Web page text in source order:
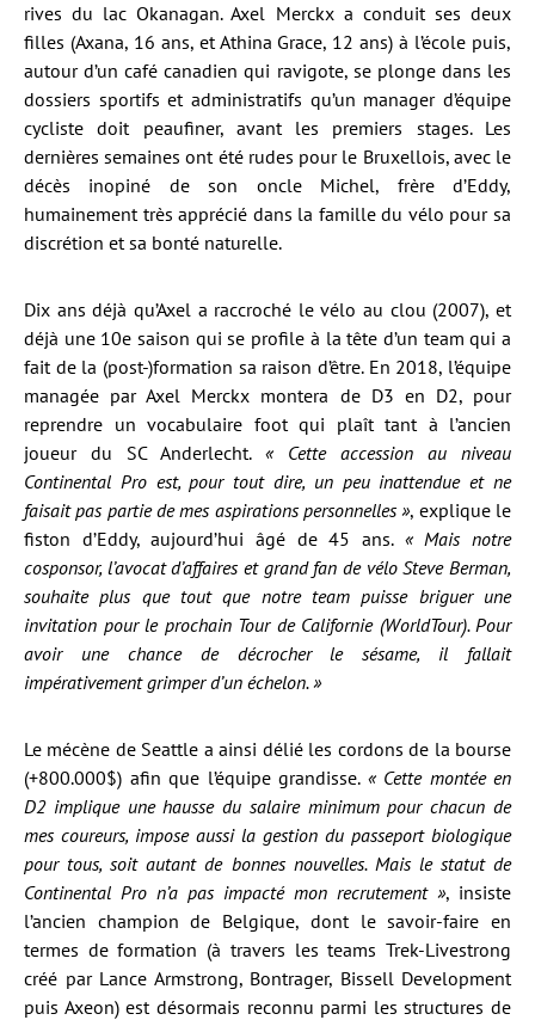
rives du lac Okanagan. Axel Merckx a conduit ses deux
filles (Axana, 16 ans, et Athina Grace, 12 ans) à l’école puis,
autour d’un café canadien qui ravigote, se plonge dans les
dossiers sportifs et administratifs qu’un manager d’équipe
cycliste doit peaufiner, avant les premiers stages. Les
dernières semaines ont été rudes pour le Bruxellois, avec le
décès inopiné de son oncle Michel, frère d’Eddy,
humainement très apprécié dans la famille du vélo pour sa
discrétion et sa bonté naturelle.
Dix ans déjà qu’Axel a raccroché le vélo au clou (2007), et
déjà une 10e saison qui se profile à la tête d’un team qui a
fait de la (post-)formation sa raison d’être. En 2018, l’équipe
managée par Axel Merckx montera de D3 en D2, pour
reprendre un vocabulaire foot qui plaît tant à l’ancien
joueur du SC Anderlecht. « Cette accession au niveau
Continental Pro est, pour tout dire, un peu inattendue et ne
faisait pas partie de mes aspirations personnelles », explique le
fiston d’Eddy, aujourd’hui âgé de 45 ans. « Mais notre
cosponsor, l’avocat d’affaires et grand fan de vélo Steve Berman,
souhaite plus que tout que notre team puisse briguer une
invitation pour le prochain Tour de Californie (WorldTour). Pour
avoir une chance de décrocher le sésame, il fallait
impérativement grimper d’un échelon. »
Le mécène de Seattle a ainsi délié les cordons de la bourse
(+800.000$) afin que l’équipe grandisse. « Cette montée en
D2 implique une hausse du salaire minimum pour chacun de
mes coureurs, impose aussi la gestion du passeport biologique
pour tous, soit autant de bonnes nouvelles. Mais le statut de
Continental Pro n’a pas impacté mon recrutement », insiste
l’ancien champion de Belgique, dont le savoir-faire en
termes de formation (à travers les teams Trek-Livestrong
créé par Lance Armstrong, Bontrager, Bissell Development
puis Axeon) est désormais reconnu parmi les structures de